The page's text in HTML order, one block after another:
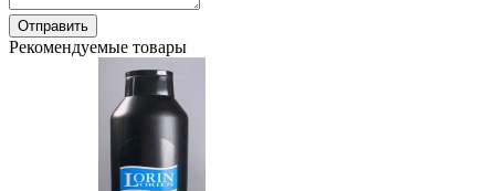
Отправить
Рекомендуемые товары